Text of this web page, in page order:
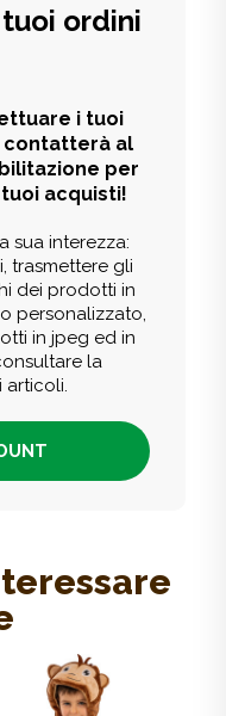
ordini
i tuoi
contatterà al
per
acquisti!
sua interezza:
trasmettere gli
dei prodotti in
personalizzato,
in jpeg ed in
la
articoli.